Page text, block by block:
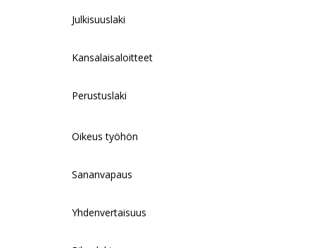
Julkisuuslaki
Kansalaisaloitteet
Perustuslaki
Oikeus työhön
Sananvapaus
Yhdenvertaisuus